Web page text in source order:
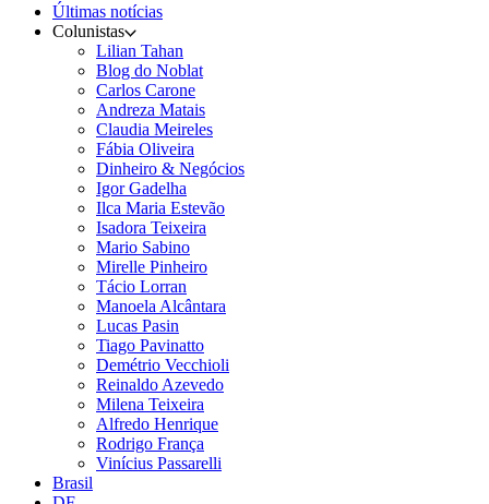
Últimas notícias
Colunistas
Lilian Tahan
Blog do Noblat
Carlos Carone
Andreza Matais
Claudia Meireles
Fábia Oliveira
Dinheiro & Negócios
Igor Gadelha
Ilca Maria Estevão
Isadora Teixeira
Mario Sabino
Mirelle Pinheiro
Tácio Lorran
Manoela Alcântara
Lucas Pasin
Tiago Pavinatto
Demétrio Vecchioli
Reinaldo Azevedo
Milena Teixeira
Alfredo Henrique
Rodrigo França
Vinícius Passarelli
Brasil